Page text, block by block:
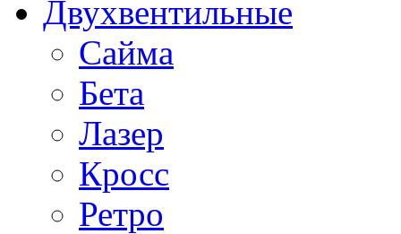
Двухвентильные
Сайма
Бета
Лазер
Кросс
Ретро